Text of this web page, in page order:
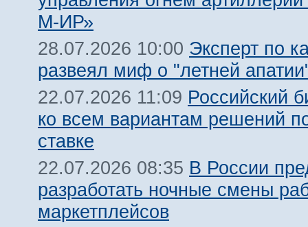
М-ИР»
28.07.2026 10:00 Эксперт по
развеял миф о "летней
22.07.2026 11:09 Российский
ко всем вариантам решений
ставке
22.07.2026 08:35 В России
разработать ночные смены
маркетплейсов